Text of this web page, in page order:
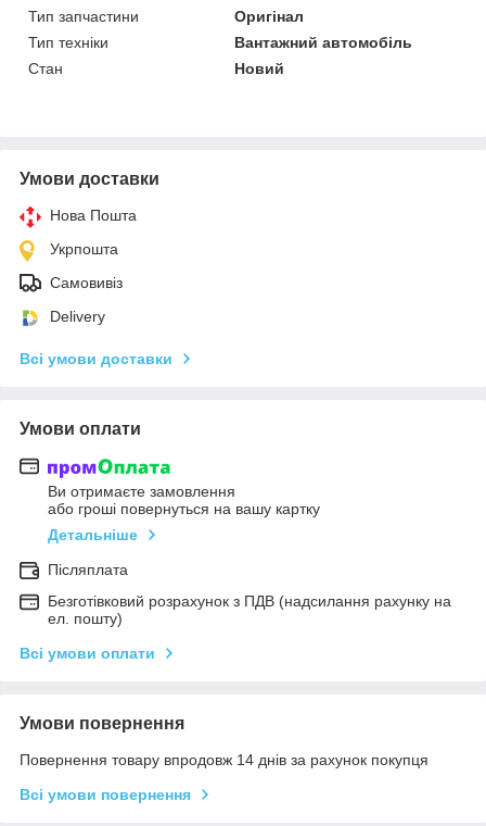
Тип запчастини
Оригінал
Тип техніки
Вантажний автомобіль
Стан
Новий
Умови доставки
Нова Пошта
Укрпошта
Самовивіз
Delivery
Всі умови доставки
Умови оплати
Ви отримаєте замовлення
або гроші повернуться на вашу картку
Детальніше
Післяплата
Безготівковий розрахунок з ПДВ (надсилання рахунку на
ел. пошту)
Всі умови оплати
Умови повернення
Повернення товару впродовж 14 днів за рахунок покупця
Всі умови повернення